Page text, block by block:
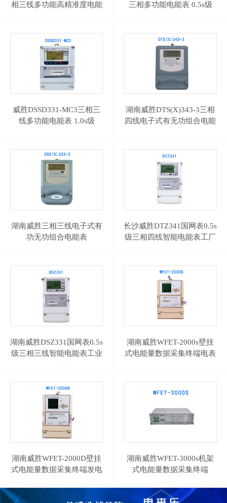
相三线多功能高精准度电能
三相多功能电能表 0.5s级
威胜DSSD331-MC3三相三
线多功能电能表 1.0s级
湖南威胜DTS(X)343-3三相
四线电子式有无功组合电能
湖南威胜三相三线电子式有
功无功组合电能表
长沙威胜DTZ341国网表0.5s
级三相四线智能电能表工厂
湖南威胜DSZ331国网表0.5s
级三相三线智能电能表工业
湖南威胜WFET-2000s壁挂
式电能量数据采集终端电表
湖南威胜WFET-2000D壁挂
式电能量数据采集终端发电
湖南威胜WFET-3000s机架
式电能量数据采集终端